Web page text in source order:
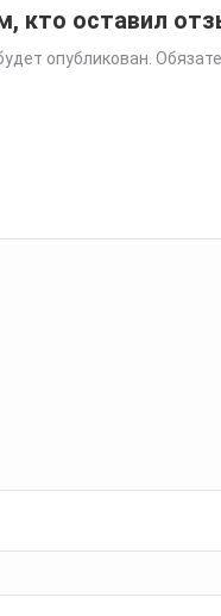
кто оставил
опубликован.